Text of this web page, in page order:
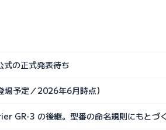
の正式発表待ち
場予定／2026年6月時点）
GR-3 の後継。型番の命名規則にもとづ